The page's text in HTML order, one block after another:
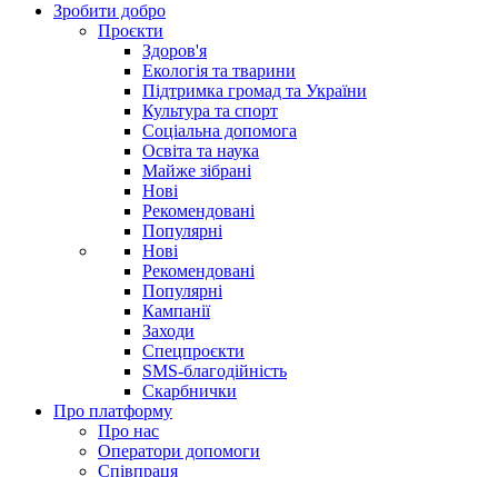
Зробити добро
Проєкти
Здоров'я
Екологія та тварини
Підтримка громад та України
Культура та спорт
Соціальна допомога
Освіта та наука
Майже зібрані
Нові
Рекомендовані
Популярні
Нові
Рекомендовані
Популярні
Кампанії
Заходи
Спецпроєкти
SMS-благодійність
Скарбнички
Про платформу
Про нас
Оператори допомоги
Співпраця